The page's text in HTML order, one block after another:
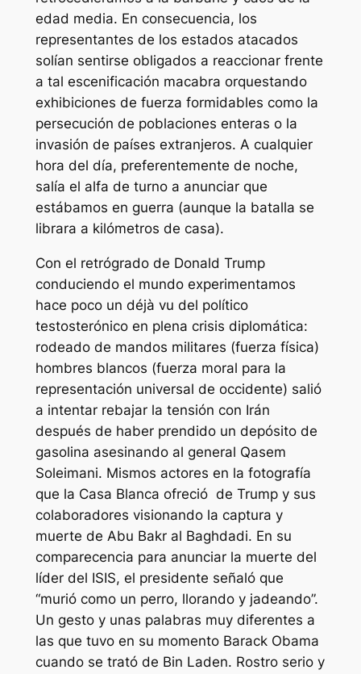
edad media. En consecuencia, los
representantes de los estados atacados
solían sentirse obligados a reaccionar frente
a tal escenificación macabra orquestando
exhibiciones de fuerza formidables como la
persecución de poblaciones enteras o la
invasión de países extranjeros. A cualquier
hora del día, preferentemente de noche,
salía el alfa de turno a anunciar que
estábamos en guerra (aunque la batalla se
librara a kilómetros de casa).
Con el retrógrado de Donald Trump
conduciendo el mundo experimentamos
hace poco un déjà vu del político
testosterónico en plena crisis diplomática:
rodeado de mandos militares (fuerza física)
hombres blancos (fuerza moral para la
representación universal de occidente) salió
a intentar rebajar la tensión con Irán
después de haber prendido un depósito de
gasolina asesinando al general Qasem
Soleimani. Mismos actores en la fotografía
que la Casa Blanca ofreció de Trump y sus
colaboradores visionando la captura y
muerte de Abu Bakr al Baghdadi. En su
comparecencia para anunciar la muerte del
líder del ISIS, el presidente señaló que
“murió como un perro, llorando y jadeando”.
Un gesto y unas palabras muy diferentes a
las que tuvo en su momento Barack Obama
cuando se trató de Bin Laden. Rostro serio y